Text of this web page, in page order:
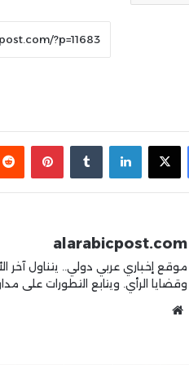
فيسبوك
X لينكدإن
alarabicpost.com
موقع إخباري عربي دولي.. يتناول آخر
وقضايا الرأي. ويتابع التطورات على مدار 24